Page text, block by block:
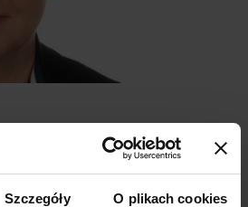
Szczegóły O plikach cookies
SWPS Elżbieta Zdankiewicz-Ścigała